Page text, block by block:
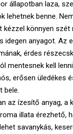
állapotban laza,
lehetnek benne.
kézzel könnyen szét
idegen anyagot. Az
érdes
mentesnek kell
erősen üledékes
bele.
az ízesítő anyag, a
illata érezhető,
savanykás,